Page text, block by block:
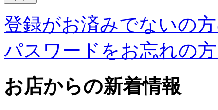
登録がお済みでないの
パスワードをお忘れの
お店からの新着情報